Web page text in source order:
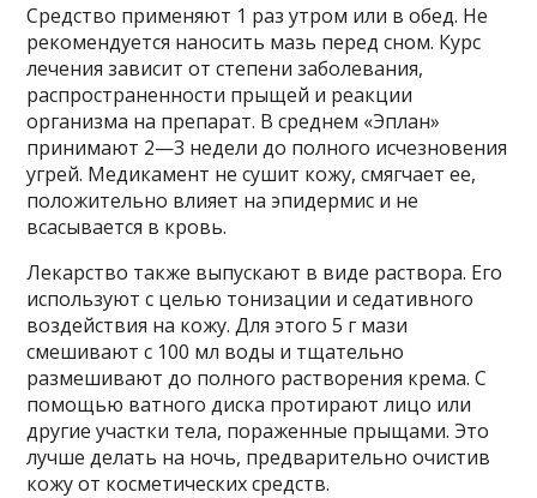
Средство применяют 1 раз утром или в обед. Не
рекомендуется наносить мазь перед сном. Курс
лечения зависит от степени заболевания,
распространенности прыщей и реакции
организма на препарат. В среднем «Эплан»
принимают 2—3 недели до полного исчезновения
угрей. Медикамент не сушит кожу, смягчает ее,
положительно влияет на эпидермис и не
всасывается в кровь.
Лекарство также выпускают в виде раствора. Его
используют с целью тонизации и седативного
воздействия на кожу. Для этого 5 г мази
смешивают с 100 мл воды и тщательно
размешивают до полного растворения крема. С
помощью ватного диска протирают лицо или
другие участки тела, пораженные прыщами. Это
лучше делать на ночь, предварительно очистив
кожу от косметических средств.